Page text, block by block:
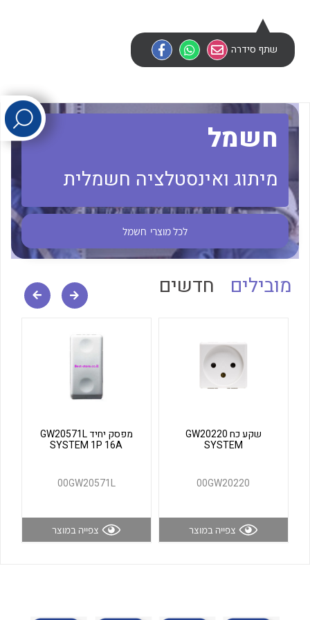
לכל מוצרי היצרן
לכל מוצרי היצרן לכל מוצרי היצרן
לכל מוצרי היצרן לכל מוצרי היצרן
שתף סידרה
חשמל
מיתוג ואינסטלציה חשמלית
לכל מוצרי חשמל
מובילים חדשים
שקע כח GW20220
SYSTEM
00GW20220
צפייה במוצר
מפסק יחיד GW20571L
SYSTEM 1P 16A
00GW20571L
צפייה במוצר